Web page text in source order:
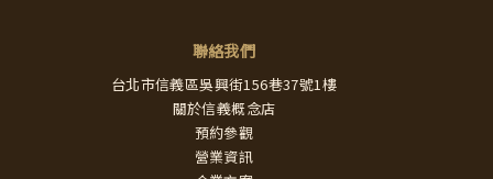
聯絡我們
台北市信義區吳興街156巷37號1樓
關於信義概念店
預約參觀
營業資訊